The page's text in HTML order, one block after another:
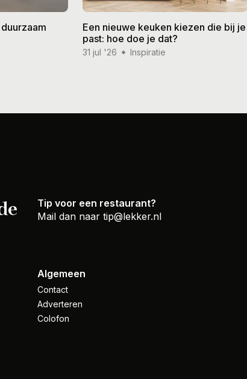
Een nieuwe keuken kiezen die bij je
past: hoe doe je dat?
31 jul '26 Inspiratie
Tip voor een restaurant?
Mail dan naar tip@lekker.nl
Algemeen
Contact
Adverteren
Colofon